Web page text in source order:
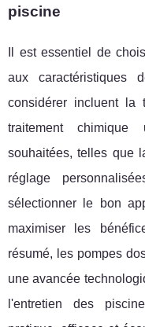
piscine
Il est essentiel de
aux caractéristiques
considérer incluent
traitement
souhaitées, telles que
réglage
sélectionner le bon
maximiser les
résumé, les pompes
une avancée
l'entretien des